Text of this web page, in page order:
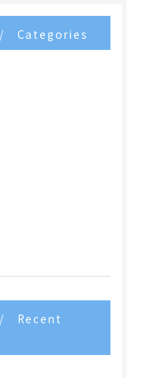
Categories
Recent